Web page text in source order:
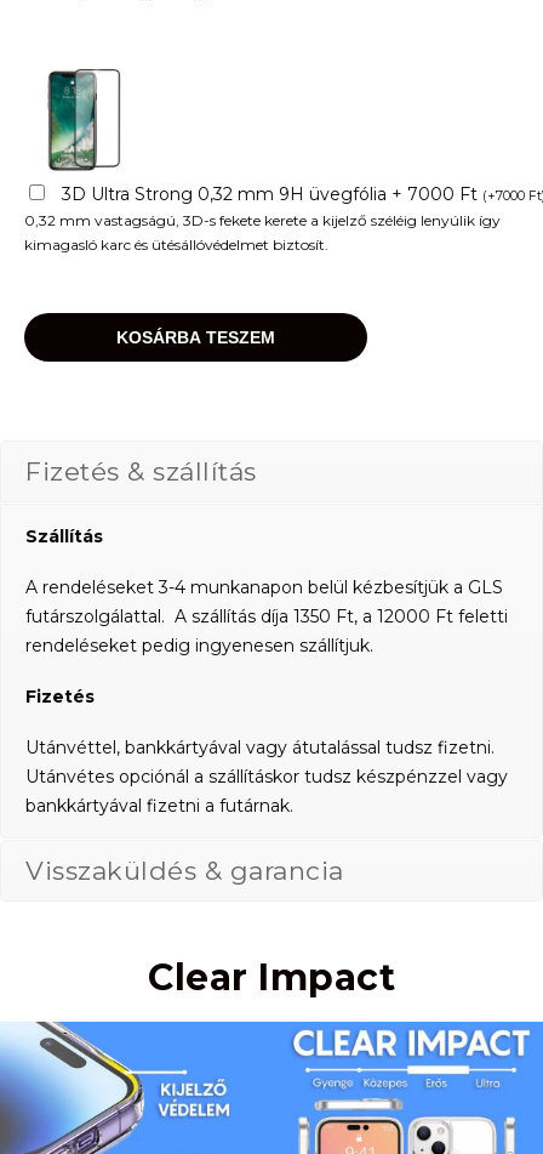
3D Ultra Strong 0,32 mm 9H üvegfólia + 7000 Ft (+7000 Ft
0,32 mm vastagságú, 3D-s fekete kerete a kijelző széléig lenyúlik így
kimagasló karc és ütésállóvédelmet biztosít.
KOSÁRBA TESZEM
Fizetés & szállítás
Szállítás
A rendeléseket 3-4 munkanapon belül kézbesítjük a GLS
futárszolgálattal. A szállítás díja 1350 Ft, a 12000 Ft feletti
rendeléseket pedig ingyenesen szállítjuk.
Fizetés
Utánvéttel, bankkártyával vagy átutalással tudsz fizetni.
Utánvétes opciónál a szállításkor tudsz készpénzzel vagy
bankkártyával fizetni a futárnak.
Visszaküldés & garancia
Clear Impact